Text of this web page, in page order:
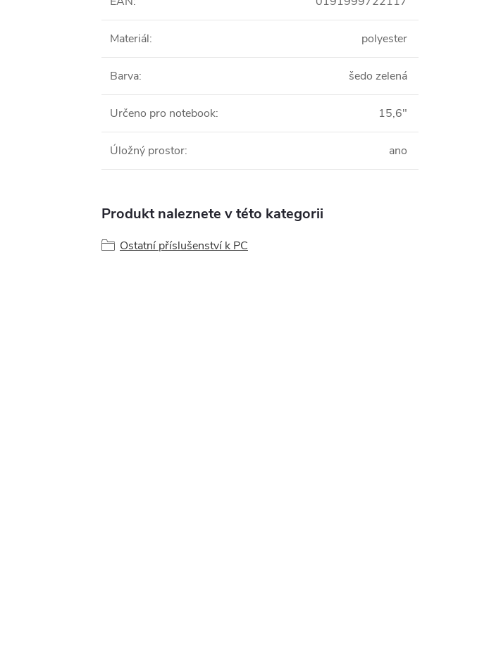
Materiál: polyester
Barva: šedo zelená
Určeno pro notebook: 15,6"
Úložný prostor: ano
Produkt naleznete v této kategorii
Ostatní příslušenství k PC